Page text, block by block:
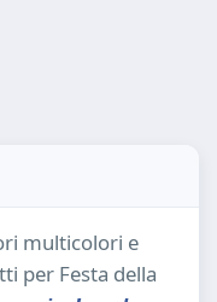
multicolori e
per Festa della